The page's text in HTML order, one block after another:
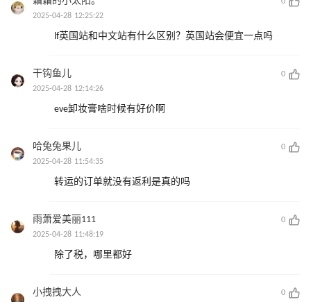
2025-04-28 12:25:22
lf英国站和中文站有什么区别？英国站会便宜一点吗
干钩鱼儿
0
2025-04-28 12:14:26
eve卸妆膏啥时候有好价啊
哈兔兔果儿
0
2025-04-28 11:54:35
转运的订单就没有返利是真的吗
雨萧爱美丽111
0
2025-04-28 11:48:19
除了税，哪里都好
小拽拽大人
0